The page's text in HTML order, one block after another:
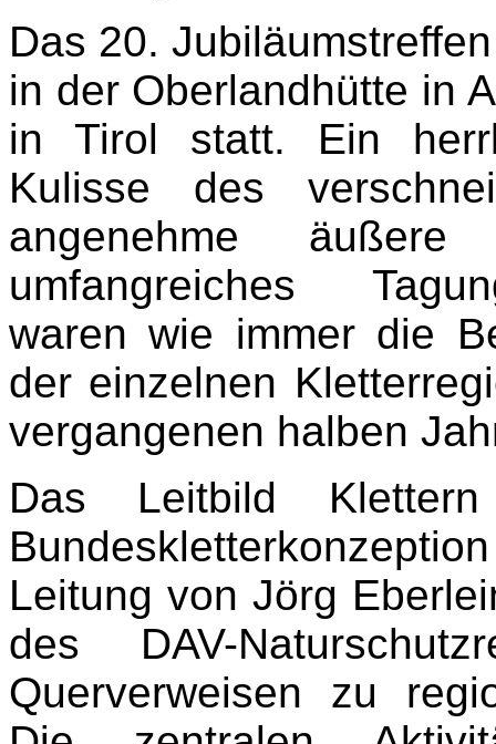
Das 20.
in der Oberlandhütte in
in Tirol statt. Ein
Kulisse des
angenehme
umfangreiches
waren wie immer die
der einzelnen
vergangenen halben
Das Leitbild
Leitung von Jörg
des DAV-
Querverweisen zu